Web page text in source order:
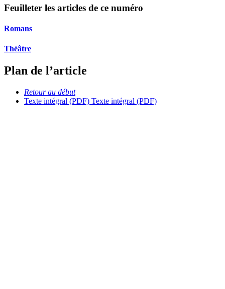
Feuilleter les articles de ce numéro
Romans
Théâtre
Plan de l’article
Retour au début
Texte intégral (PDF) Texte intégral (PDF)